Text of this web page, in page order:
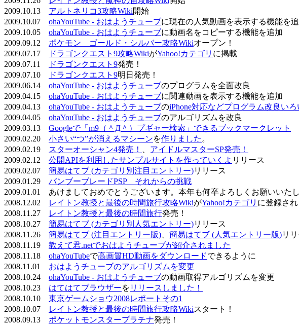
2009.10.13 アルトネリコ3攻略Wiki開始
2009.10.07 ohaYouTube - おはようチューブに現在の人気動画を表示する機能を
2009.10.05 ohaYouTube - おはようチューブに動画名をコピーする機能を追加
2009.09.12 ポケモン ゴールド・シルバー攻略Wikiオープン！
2009.07.17
ドラゴンクエスト9攻略WikiがYahoo!カテゴリ に掲載
2009.07.11
ドラゴンクエスト9発売！
2009.07.10
ドラゴンクエスト9明日発売！
2009.06.14 ohaYouTube - おはようチューブのプログラムを全面改良
2009.04.15 ohaYouTube - おはようチューブに関連動画を表示する機能を追加
2009.04.13 ohaYouTube - おはようチューブのiPhone対応などプログラム改良いろ
2009.04.05 ohaYouTube - おはようチューブのアルゴリズムを改良
2009.03.13 Googleで「m9（＾Д＾）プギャー検索」できるブックマークレット
2009.02.20 小さい“つ”が消えるマシーンを作りました 。
2009.02.19
スターオーシャン4発売！
アイドルマスターSP発売！
2009.02.12 公開APIを利用したサンプルサイトを作っていくよ リリース
2009.02.07 簡易はてブ (カテゴリ別注目エントリー)リリース
2009.01.29 バンブーブレードPSP それからの挑戦
2009.01.01 あけましておめでとうございます。本年も何卒よろしくお願いいたし
2008.12.02
レイトン教授と最後の時間旅行攻略WikiがYahoo!カテゴリ に登録され
2008.11.27
レイトン教授と最後の時間旅行発売！
2008.10.27 簡易はてブ (カテゴリ別人気エントリー)リリース
2008.11.26 簡易はてブ (注目エントリー版) 簡易はてブ (人気エントリー版)リ
2008.11.19 教えて君.netでおはようチューブが紹介されました
2008.11.18 ohaYouTubeで高画質HD動画をダウンロードできるように
2008.11.01 おはようチューブのアルゴリズムを変更
2008.10.24 ohaYouTube - おはようチューブの動画取得アルゴリズムを変更
2008.10.23 はてはてブラウザーを リリースしました！
2008.10.10 東京ゲームショウ2008レポートその1
2008.10.07
レイトン教授と最後の時間旅行攻略Wikiスタート！
2008.09.13 ポケットモンスタープラチナ発売！